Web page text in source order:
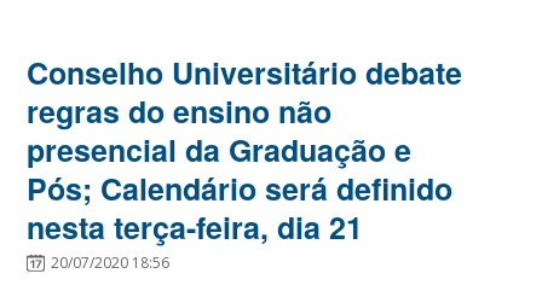
Conselho Universitário debate
regras do ensino não
presencial da Graduação e
Pós; Calendário será definido
nesta terça-feira, dia 21
20/07/2020 18:56